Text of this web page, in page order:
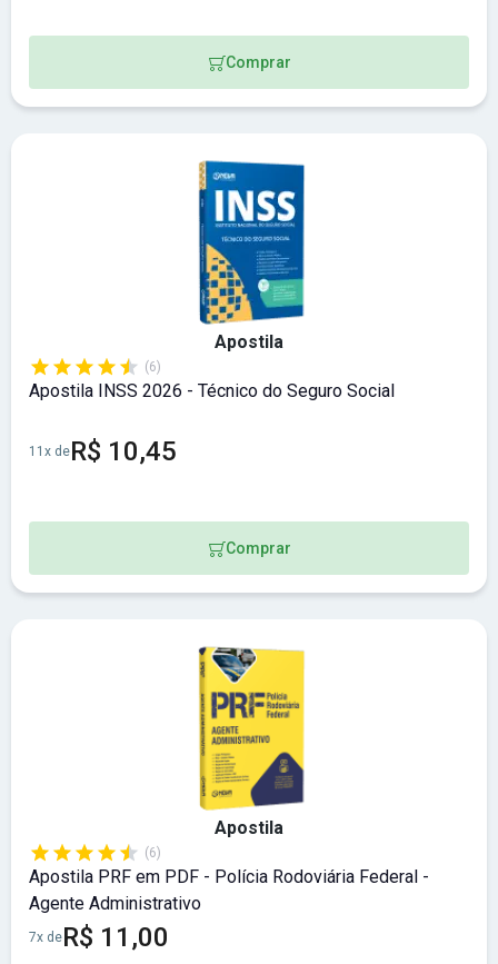
Comprar
Apostila
(6)
Apostila INSS 2026 - Técnico do Seguro Social
11x deR$ 10,45
Comprar
Apostila
(6)
Apostila PRF em PDF - Polícia Rodoviária Federal -
Agente Administrativo
7x deR$ 11,00